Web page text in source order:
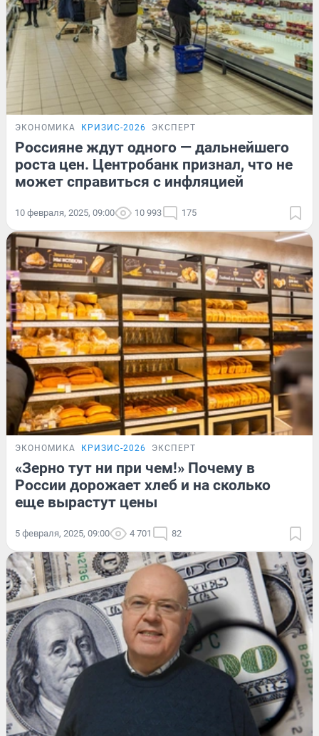
ЭКОНОМИКА КРИЗИС-2026 ЭКСПЕРТ
Россияне ждут одного — дальнейшего
роста цен. Центробанк признал, что не
может справиться с инфляцией
10 февраля, 2025, 09:00 10 993 175
ЭКОНОМИКА КРИЗИС-2026 ЭКСПЕРТ
«Зерно тут ни при чем!» Почему в
России дорожает хлеб и на сколько
еще вырастут цены
5 февраля, 2025, 09:00 4 701 82